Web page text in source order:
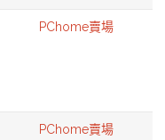
PChome賣場
PChome賣場